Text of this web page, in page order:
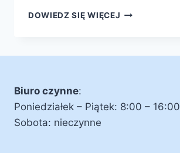
DOWIEDZ SIĘ WIĘCEJ BADANIA
Biuro czynne:
Poniedziałek – Piątek: 8:00 – 16:00
Sobota: nieczynne